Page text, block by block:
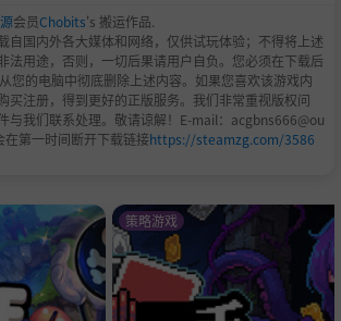
会员Chobits's 搬运作品.
自国内外各大媒体和网络，仅供试玩体验；不得将上述
法用途，否则，一切后果请用户自负。您必须在下载后
您的电脑中彻底删除上述内容。如果您喜欢该游戏内
买注册，得到更好的正版服务。我们非常重视版权问
与我们联系处理。敬请谅解！E-mail：acgbns666@ou
第一时间断开下载链接https://steamzg.com/3586
策略游戏